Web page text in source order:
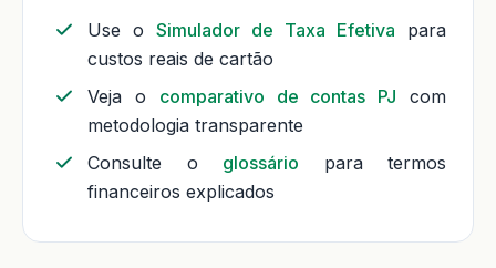
Use o Simulador de Taxa Efetiva para
custos reais de cartão
Veja o comparativo de contas PJ com
metodologia transparente
Consulte o glossário para termos
financeiros explicados